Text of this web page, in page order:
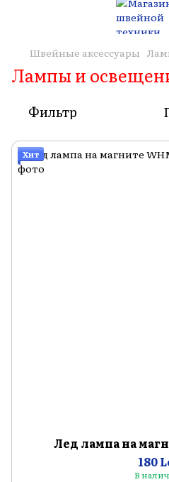
Швейные аксессуары
Лампы и
Фильтр
Хит
Лед лампа на
180
В